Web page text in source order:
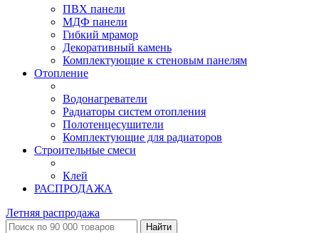
ПВХ панели
МДФ панели
Гибкий мрамор
Декоративный камень
Комплектующие к стеновым панелям
Отопление
Водонагреватели
Радиаторы систем отопления
Полотенцесушители
Комплектующие для радиаторов
Строительные смеси
Клей
РАСПРОДАЖА
Летняя распродажа
Найти